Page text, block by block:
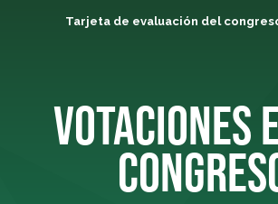
Tarjeta de evaluación del
VOTACIONES